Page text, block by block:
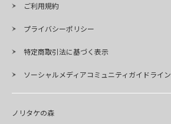
ご利用規約
プライバシーポリシー
特定商取引法に基づく表示
ソーシャルメディアコミュニティガイドライン
ノリタケの森